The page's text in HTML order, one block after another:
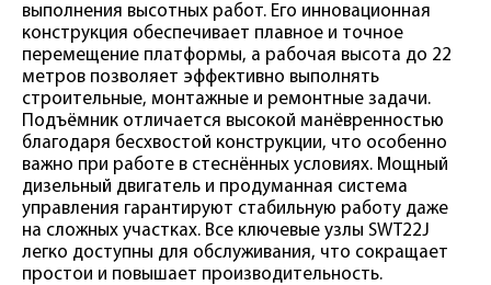
выполнения высотных работ. Его инновационная
конструкция обеспечивает плавное и точное
перемещение платформы, а рабочая высота до 22
метров позволяет эффективно выполнять
строительные, монтажные и ремонтные задачи.
Подъёмник отличается высокой манёвренностью
благодаря бесхвостой конструкции, что особенно
важно при работе в стеснённых условиях. Мощный
дизельный двигатель и продуманная система
управления гарантируют стабильную работу даже
на сложных участках. Все ключевые узлы SWT22J
легко доступны для обслуживания, что сокращает
простои и повышает производительность.